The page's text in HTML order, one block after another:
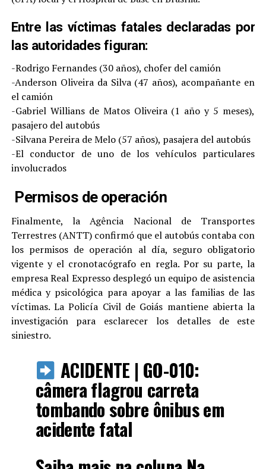
Entre las víctimas fatales declaradas por
las autoridades figuran:
-Rodrigo Fernandes (30 años), chofer del camión
-Anderson Oliveira da Silva (47 años), acompañante en
el camión
-Gabriel Willians de Matos Oliveira (1 año y 5 meses),
pasajero del autobús
-Silvana Pereira de Melo (57 años), pasajera del autobús
-El conductor de uno de los vehículos particulares
involucrados
Permisos de operación
Finalmente, la Agência Nacional de Transportes
Terrestres (ANTT) confirmó que el autobús contaba con
los permisos de operación al día, seguro obligatorio
vigente y el cronotacógrafo en regla. Por su parte, la
empresa Real Expresso desplegó un equipo de asistencia
médica y psicológica para apoyar a las familias de las
víctimas. La Policía Civil de Goiás mantiene abierta la
investigación para esclarecer los detalles de este
siniestro.
ACIDENTE | GO-010:
câmera flagrou carreta
tombando sobre ônibus em
acidente fatal